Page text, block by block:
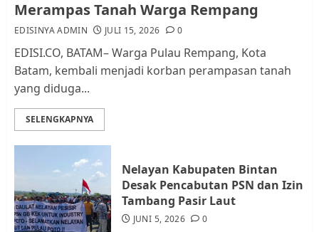
Lingkungan RT/RW
AGUSTUS 1, 2026
Warga Rempang Ajukan
Audiensi dengan Wali Kota
Merampas Tanah Warga Rempang
EDISINYA ADMIN JULI 15, 2026 0
EDISI.CO, BATAM– Warga Pulau Rempang, Kota
Batam, kembali menjadi korban perampasan tanah
yang diduga...
SELENGKAPNYA
Nelayan Kabupaten Bintan
Desak Pencabutan PSN dan Izin
Tambang Pasir Laut
JUNI 5, 2026 0